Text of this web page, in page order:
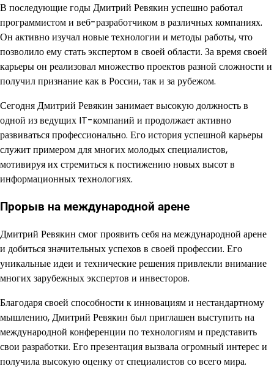
В последующие годы Дмитрий Ревякин успешно работал
программистом и веб-разработчиком в различных компаниях.
Он активно изучал новые технологии и методы работы, что
позволило ему стать экспертом в своей области. За время своей
карьеры он реализовал множество проектов разной сложности и
получил признание как в России, так и за рубежом.
Сегодня Дмитрий Ревякин занимает высокую должность в
одной из ведущих IT-компаний и продолжает активно
развиваться профессионально. Его история успешной карьеры
служит примером для многих молодых специалистов,
мотивируя их стремиться к постижению новых высот в
информационных технологиях.
Прорыв на международной арене
Дмитрий Ревякин смог проявить себя на международной арене
и добиться значительных успехов в своей профессии. Его
уникальные идеи и технические решения привлекли внимание
многих зарубежных экспертов и инвесторов.
Благодаря своей способности к инновациям и нестандартному
мышлению, Дмитрий Ревякин был приглашен выступить на
международной конференции по технологиям и представить
свои разработки. Его презентация вызвала огромный интерес и
получила высокую оценку от специалистов со всего мира.